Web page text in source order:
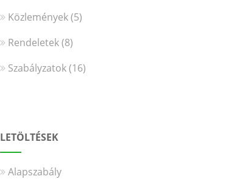
Közlemények(5)
Rendeletek(8)
Szabályzatok(16)
LETÖLTÉSEK
Alapszabály